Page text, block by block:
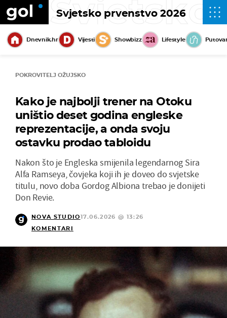
Svjetsko prvenstvo 2026
Dnevnik.hr Vijesti Showbizz Lifestyle
POKROVITELJ OŽUJSKO
Kako je najbolji trener na Otoku
uništio deset godina engleske
reprezentacije, a onda svoju
ostavku prodao tabloidu
Nakon što je Engleska smijenila legendarnog Sira
Alfa Ramseya, čovjeka koji ih je doveo do svjetske
titulu, novo doba Gordog Albiona trebao je donijeti
Don Revie.
NOVA STUDIO17.06.2026 @ 13:26
KOMENTARI